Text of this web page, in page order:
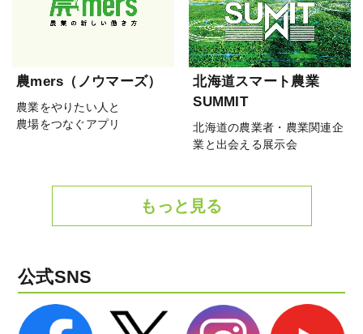
農mers（ノウマーズ）
農業をやりたい人と
農場をつなぐアプリ
北海道スマート農業
SUMMIT
北海道の農業者・農業関連企
業と出会える展示会
もっと見る
公式SNS